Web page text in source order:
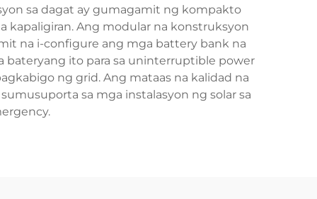
sa dagat ay gumagamit ng kompakto
kapaligiran. Ang modular na konstruksyon
na i-configure ang mga battery bank na
bateryang ito para sa uninterruptible power
ng grid. Ang mataas na kalidad na
sa mga instalasyon ng solar sa